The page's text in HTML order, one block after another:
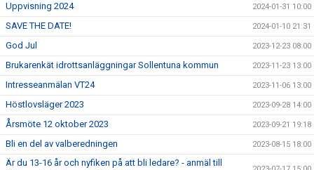
Uppvisning 2024 2024-01-31 10:00
SAVE THE DATE! 2024-01-10 21:31
God Jul 2023-12-23 08:00
Brukarenkät idrottsanläggningar Sollentuna kommun 2023-11-23 13:00
Intresseanmälan VT24 2023-11-06 13:00
Höstlovsläger 2023 2023-09-28 14:00
Årsmöte 12 oktober 2023 2023-09-21 19:18
Bli en del av valberedningen 2023-08-15 18:00
Är du 13-16 år och nyfiken på att bli ledare? - anmäl till